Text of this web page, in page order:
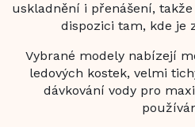
uskladnění i přenášení,
dispozici tam, kde je
Vybrané modely nabízejí
ledových kostek, velmi
dávkování vody pro